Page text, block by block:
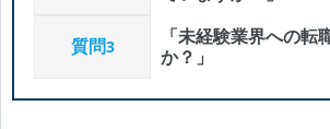
質問3
「未経験業界への転
か？」